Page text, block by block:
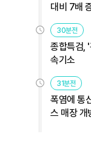
대비 7배
30분전
종합특검,
속기소
31분전
폭염에 통
스 매장 개